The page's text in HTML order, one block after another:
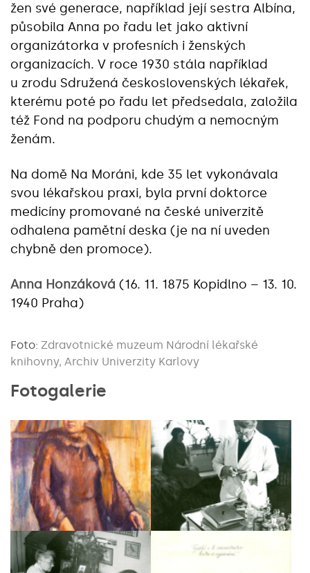
žen své generace, například její sestra Albína,
působila Anna po řadu let jako aktivní
organizátorka v profesních i ženských
organizacích. V roce 1930 stála například
u zrodu Sdružená československých lékařek,
kterému poté po řadu let předsedala, založila
též Fond na podporu chudým a nemocným
ženám.
Na domě Na Moráni, kde 35 let vykonávala
svou lékařskou praxi, byla první doktorce
medicíny promované na české univerzitě
odhalena pamětní deska (je na ní uveden
chybně den promoce).
Anna Honzáková (16. 11. 1875 Kopidlno – 13. 10.
1940 Praha)
Foto: Zdravotnické muzeum Národní lékařské
knihovny, Archiv Univerzity Karlovy
Fotogalerie